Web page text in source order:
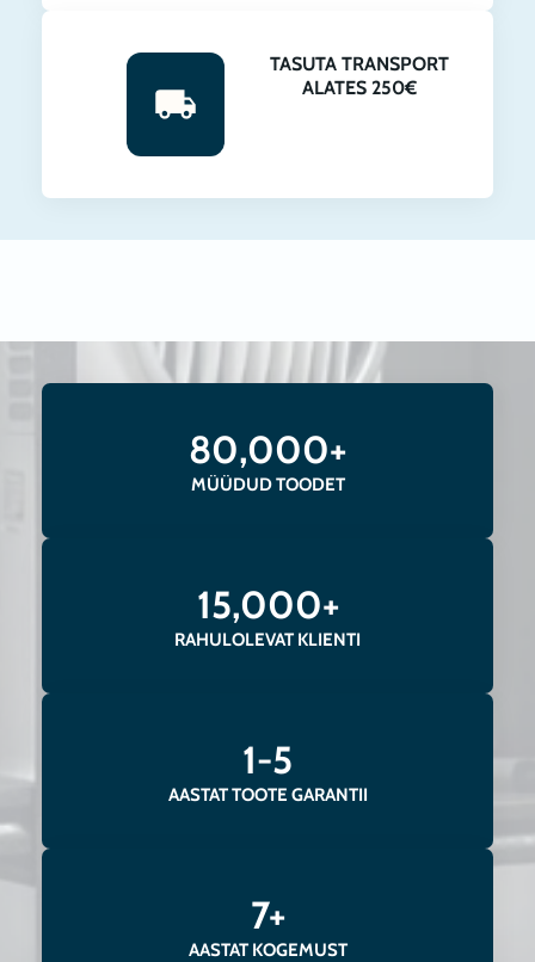
TASUTA TRANSPORT
ALATES 250€
80,000+
MÜÜDUD TOODET
15,000+
RAHULOLEVAT KLIENTI
1-5
AASTAT TOOTE GARANTII
7+
AASTAT KOGEMUST